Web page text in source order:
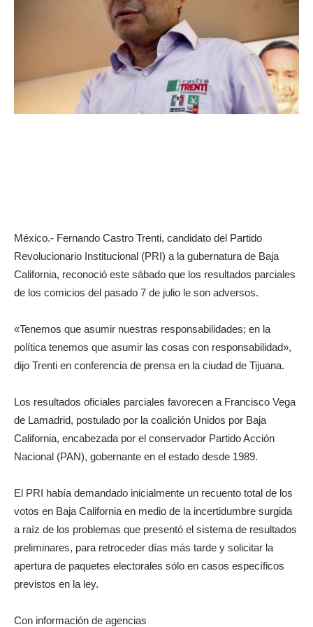
México.- Fernando Castro Trenti, candidato del Partido
Revolucionario Institucional (PRI) a la gubernatura de Baja
California, reconoció este sábado que los resultados parciales
de los comicios del pasado 7 de julio le son adversos.
«Tenemos que asumir nuestras responsabilidades; en la
política tenemos que asumir las cosas con responsabilidad»,
dijo Trenti en conferencia de prensa en la ciudad de Tijuana.
Los resultados oficiales parciales favorecen a Francisco Vega
de Lamadrid, postulado por la coalición Unidos por Baja
California, encabezada por el conservador Partido Acción
Nacional (PAN), gobernante en el estado desde 1989.
El PRI había demandado inicialmente un recuento total de los
votos en Baja California en medio de la incertidumbre surgida
a raíz de los problemas que presentó el sistema de resultados
preliminares, para retroceder días más tarde y solicitar la
apertura de paquetes electorales sólo en casos específicos
previstos en la ley.
Con información de agencias